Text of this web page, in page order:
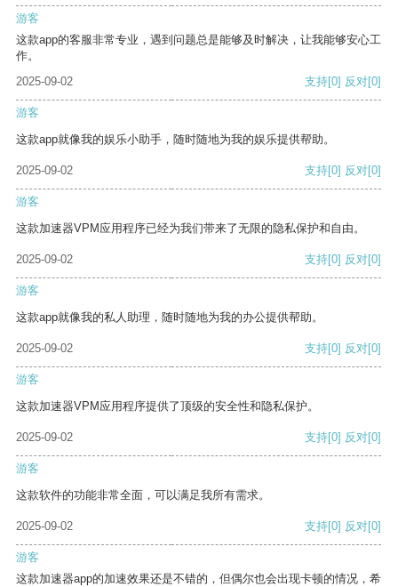
游客
这款app的客服非常专业，遇到问题总是能够及时解决，让我能够安心工
作。
2025-09-02
支持[0] 反对[0]
游客
这款app就像我的娱乐小助手，随时随地为我的娱乐提供帮助。
2025-09-02 支持[0] 反对[0]
游客
这款加速器VPM应用程序已经为我们带来了无限的隐私保护和自由。
2025-09-02 支持[0] 反对[0]
游客
这款app就像我的私人助理，随时随地为我的办公提供帮助。
2025-09-02 支持[0] 反对[0]
游客
这款加速器VPM应用程序提供了顶级的安全性和隐私保护。
2025-09-02 支持[0] 反对[0]
游客
这款软件的功能非常全面，可以满足我所有需求。
2025-09-02 支持[0] 反对[0]
游客
这款加速器app的加速效果还是不错的，但偶尔也会出现卡顿的情况，希